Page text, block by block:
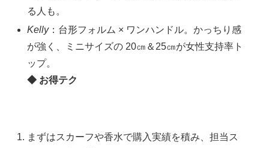
る人も。
Kelly：台形フォルム × ワンハンドル。かっちり感
が強く、ミニサイズの 20㎝＆25㎝が女性支持率ト
ップ。
◆ お得テク
まずはスカーフや香水で購入実績を積み、担当ス